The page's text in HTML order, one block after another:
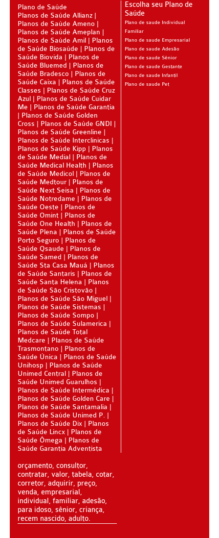
UNIHOSP PLANO DE SAÚDE INFANTIL
PLANO DE SAÚDE SÊNIOR
AMEPLAN PLANO DE SAÚDE SÊNIOR
BIO SAÚDE PLANO DE SAÚDE SÊNIOR
BIOVIDA PLANO DE SAÚDE SÊNIOR
BLUE MED PLANO DE SAÚDE SÊNIOR
CUIDAR ME PLANO DE SAÚDE SÊNIOR
GNDI PLANO DE SAÚDE SÊNIOR
GARANTIA GS PLANO DE SAÚDE SÊNIOR
GREENLINE PLANO DE SAÚDE SÊNIOR
KIPP PLANO DE SAÚDE SÊNIOR
MEDSENIORPLANO DE SAÚDE SÊNIOR
QSAÚDE PLANO DE SAÚDE SÊNIOR
SANTA HELENA PLANO DE SAÚDE SÊNIOR
SÃO CRISTOVÃO PLANO DE SAÚDE SÊNIOR
TOTAL MEDCARE PLANO DE SAÚDE SÊNIOR
TRANSMONTANO PLANO DE SAÚDE SÊNIOR
ÚNICA PLANO DE SAÚDE SÊNIOR
UNIHOSP PLANO DE SAÚDE SÊNIOR
OPERADORAS
PLANO DE SAÚDE ALLIANZ
PLANO DE SAÚDE AMEPLAN
PLANO DE SAÚDE AMENO
PLANO DE SAÚDE AMIL
PLANO DE SAÚDE BIOSAÚDE
PLANO DE SAÚDE BIOVIDA
PLANO DE SAÚDE BLUEMED
PLANO DE SAÚDE BRADESCO
PLANO DE SAÚDE CAIXA
Plano de Saúde
Planos de Saúde Allianz
Planos de Saúde Ameno
Planos de Saúde Ameplan
Planos de Saúde Amil
Planos
de Saúde Biosaúde
Planos de
Saúde Biovida
Planos de
Saúde Bluemed
Planos de
Saúde Bradesco
Planos de
Saúde Caixa
Planos de Saúde
Classes
Planos de Saúde Cruz
Azul
Planos de Saúde Cuidar
Me
Planos de Saúde Garantia
Planos de Saúde Golden
Cross
Planos de Saúde GNDI
Planos de Saúde Greenline
Planos de Saúde Interclinicas
Planos de Saúde Kipp
Planos
de Saúde Medial
Planos de
Saúde Medical Health
Planos
de Saúde Medicol
Planos de
Saúde Medtour
Planos de
Saúde Next Seisa
Planos de
Saúde Notredame
Planos de
Saúde Oeste
Planos de
Saúde Omint
Planos de
Saúde One Health
Planos de
Saúde Plena
Planos de Saúde
Porto Seguro
Planos de
Saúde Qsaude
Planos de
Saúde Samed
Planos de
Saúde Sta Casa Mauá
Planos
de Saúde Santaris
Planos de
Saúde Santa Helena
Planos
de Saúde São Cristovão
Planos de Saúde São Miguel
Planos de Saúde Sistemas
Planos de Saúde Sompo
Planos de Saúde Sulamerica
Planos de Saúde Total
Medcare
Planos de Saúde
Trasmontano
Planos de
Saúde Única
Planos de Saúde
Unihosp
Planos de Saúde
Unimed Central
Planos de
Saúde Unimed Guarulhos
Planos de Saúde Intermédica
Planos de Saúde Golden Care
Planos de Saúde Santamalia
Planos de Saúde Unimed P.
Planos de Saúde Dix
Planos
de Saúde Lincx
Planos de
Saúde Ômega
Planos de
Saúde Garantia Adventista
Escolha seu Plano de
Saúde
Plano de saude Individual
Familiar
Plano de saude Empresarial
Plano de saude Adesão
Plano de saude Sênior
Plano de saude Gestante
Plano de saude Infantil
Plano de saude Pet
orçamento, consultor,
contratar, valor, tabela, cotar,
corretor, adquirir, preço,
venda, empresarial,
individual, familiar, adesão,
para idoso, sênior, criança,
recem nascido, adulto.